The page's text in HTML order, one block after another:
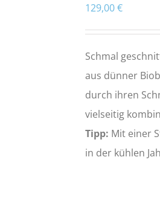
129,00€
Schmal
aus dünner
durch ihren
vielseitig
Tipp: Mit einer
in der kühlen